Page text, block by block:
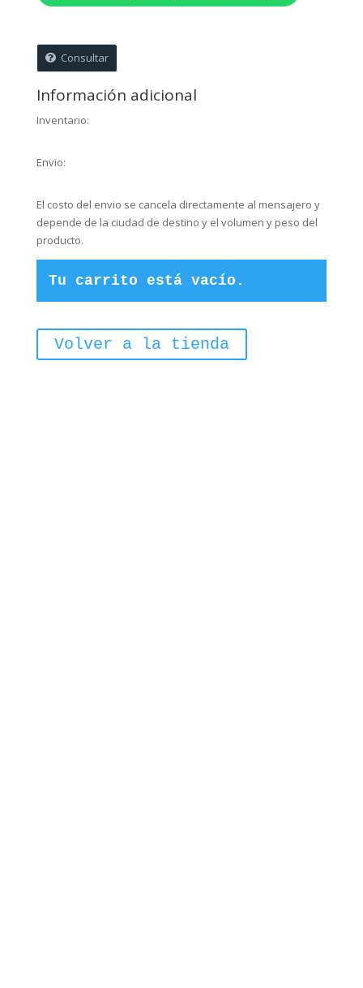
para
-
Arca
Noé
(Niña)
Consultar
Información adicional
Inventario:
Envio:
El costo del envio se cancela directamente al mensajero y
depende de la ciudad de destino y el volumen y peso del
producto.
Tu carrito está vacío.
Volver a la tienda